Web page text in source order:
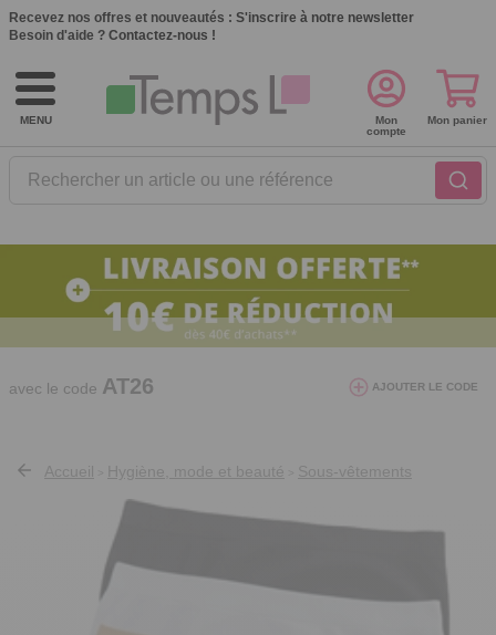
Recevez nos offres et nouveautés : S'inscrire à notre newsletter
Besoin d'aide ? Contactez-nous !
MENU
Rechercher un article ou une référence
Mon
compte
Mon panier
10€ de réduction dès 40€ d'achat. Offre
valable du 03/08/2026 au 12/08/2026.
avec le code AT26 AJOUTER LE CODE
Accueil Hygiène, mode et beauté Sous-vêtements